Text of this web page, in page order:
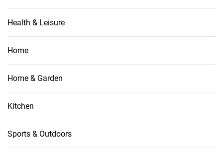
Health & Leisure
Home
Home & Garden
Kitchen
Sports & Outdoors